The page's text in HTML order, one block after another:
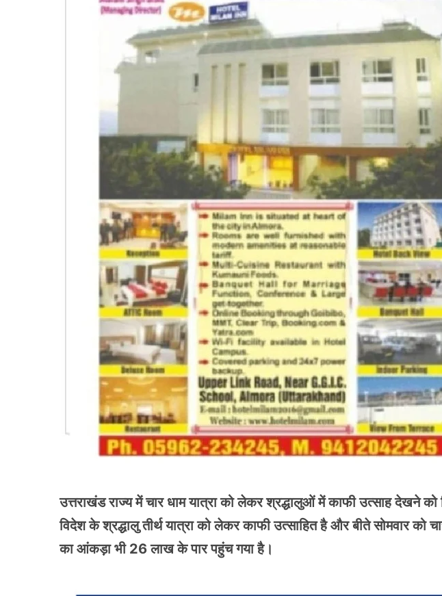
उत्तराखंड राज्य में चार धाम यात्रा को लेकर श्रद्धालुओं में काफी उत्साह देखने
विदेश के श्रद्धालु तीर्थ यात्रा को लेकर काफी उत्साहित है और बीते सोमवार को
का आंकड़ा भी 26 लाख के पार पहुंच गया है।